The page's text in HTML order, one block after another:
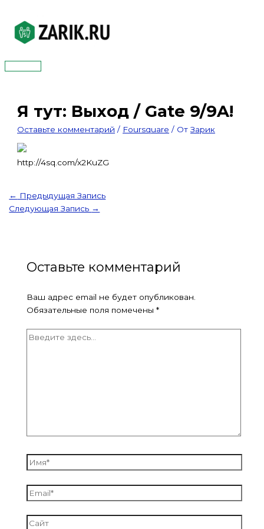
содержимому
Главное
Я тут: Выход / Gate 9/9A!
Оставьте комментарий / Foursquare / ОтЗарик
http://4sq.com/x2KuZG
← Предыдущая Запись
Следующая Запись →
Оставьте комментарий
Ваш адрес email не будет опубликован.
Обязательные поля помечены *
Введите
Имя*
Email*
Сайт